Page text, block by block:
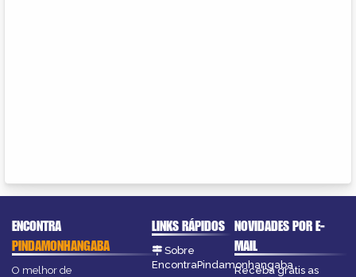
ENCONTRA
PINDAMONHANGABA
O melhor de
LINKS RÁPIDOS
Sobre
EncontraPindamonhangaba
NOVIDADES POR E-
MAIL
Receba grátis as